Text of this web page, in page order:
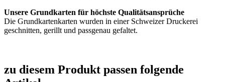
Unsere Grundkarten für höchste Qualitätsansprüche
Die Grundkartenkarten wurden in einer Schweizer Druckerei
geschnitten, gerillt und passgenau gefaltet.
zu diesem Produkt passen folgende